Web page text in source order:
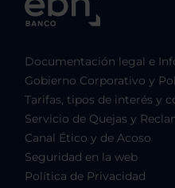
Documentación legal e
Gobierno Corporativo y
Tarifas, tipos de interés y
Servicio de Quejas y
Canal Ético y de Acoso
Seguridad en la web
Política de Privacidad